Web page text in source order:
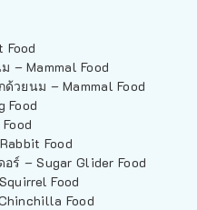
Food
– Mammal Food
ด้วยนม – Mammal Food
Food
Food
ร์ – Sugar Glider Food
Food
Food